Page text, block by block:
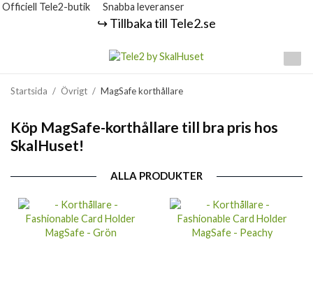
Officiell Tele2-butik Snabba leveranser
↪️ Tillbaka till Tele2.se
Startsida / Övrigt / MagSafe korthållare
Köp MagSafe-korthållare till bra pris hos
SkalHuset!
ALLA PRODUKTER